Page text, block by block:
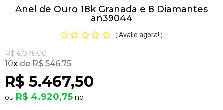
Anel de Ouro 18k Granada e 8 Diamantes
an39044
( Avalie agora! )
R$ 6.075,00
R$ 5.467,50
10x R$ 546,75
R$ 4.920,75
Pedras Preciosas
OFERTAS